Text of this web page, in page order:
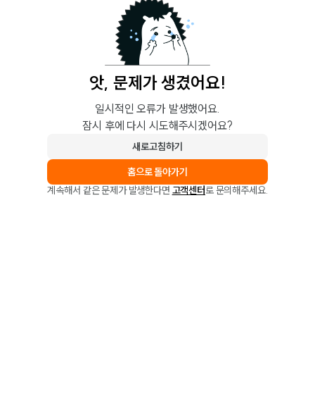
앗, 문제가 생겼어요!
일시적인 오류가 발생했어요.
잠시 후에 다시 시도해주시겠어요?
새로고침하기
홈으로 돌아가기
계속해서 같은 문제가 발생한다면 고객센터로 문의해주세요.